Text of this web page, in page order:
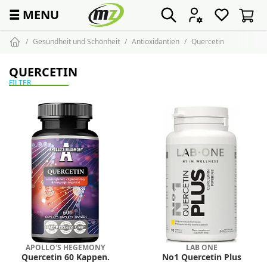
☰ MENU
Gesundheit und Schönheit Antioxidantien Quercetin
QUERCETIN
FILTER
APOLLO'S HEGEMONY
Quercetin 60 Kappen.
LAB ONE
No1 Quercetin Plus